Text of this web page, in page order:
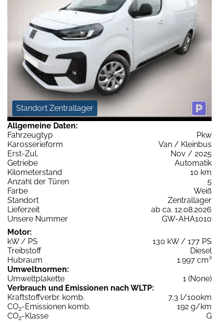
Standort Zentrallager
Allgemeine Daten:
Fahrzeugtyp
Pkw
Karosserieform
Van / Kleinbus
Erst-Zul.
Nov / 2025
Getriebe
Automatik
Kilometerstand
10 km
Anzahl der Türen
5
Farbe
Weiß
Standort
Zentrallager
Lieferzeit
ab ca. 12.08.2026
Unsere Nummer
GW-AHA1010
Motor:
kW / PS
130 kW / 177 PS
Treibstoff
Diesel
Hubraum
1.997 cm³
Umweltnormen:
Umweltplakette
1 (None)
Verbrauch und Emissionen nach WLTP:
Kraftstoffverbr. komb.
7,3 l/100km
CO2-Emissionen komb.
192 g/km
CO2-Klasse
G